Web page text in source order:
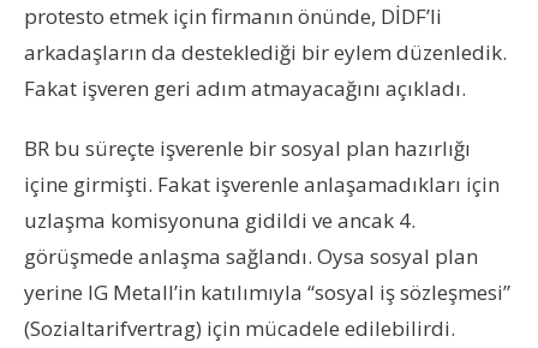
protesto etmek için firmanın önünde, DİDF’li
arkadaşların da desteklediği bir eylem düzenledik.
Fakat işveren geri adım atmayacağını açıkladı.
BR bu süreçte işverenle bir sosyal plan hazırlığı
içine girmişti. Fakat işverenle anlaşamadıkları için
uzlaşma komisyonuna gidildi ve ancak 4.
görüşmede anlaşma sağlandı. Oysa sosyal plan
yerine IG Metall’in katılımıyla “sosyal iş sözleşmesi”
(Sozialtarifvertrag) için mücadele edilebilirdi.